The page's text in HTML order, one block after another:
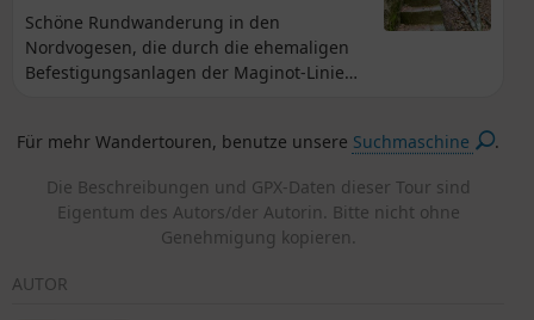
Schöne Rundwanderung in den
Nordvogesen, die durch die ehemaligen
Befestigungsanlagen der Maginot-Linie
Änderung des Ausgangspunkts zum
Für mehr Wandertouren, benutze unsere Suchmaschine .
Die Beschreibungen und GPX-Daten dieser Tour sind
Eigentum des Autors/der Autorin. Bitte nicht ohne
Genehmigung kopieren.
AUTOR